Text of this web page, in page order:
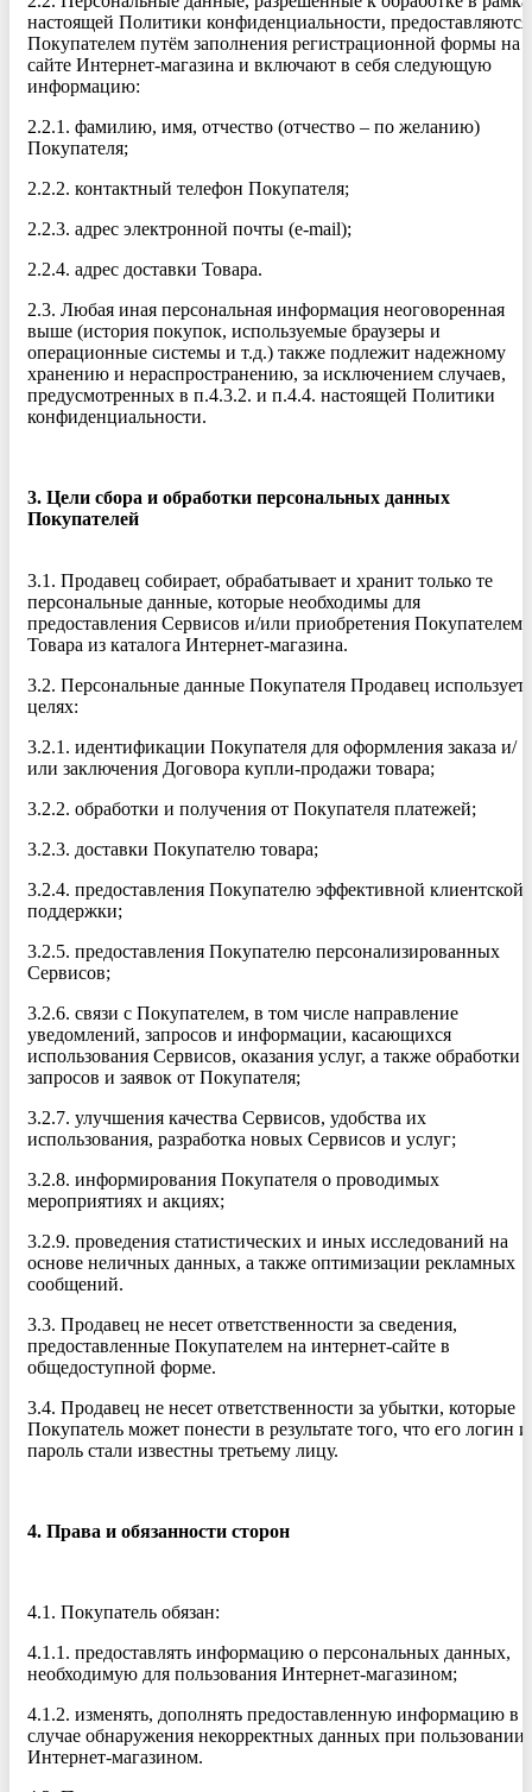
настоящей Политики конфиденциальности, предоставляются
Покупателем путём заполнения регистрационной формы на
сайте Интернет-магазина и включают в себя следующую
информацию:
2.2.1. фамилию, имя, отчество (отчество – по желанию)
Покупателя;
2.2.2. контактный телефон Покупателя;
2.2.3. адрес электронной почты (e-mail);
2.2.4. адрес доставки Товара.
2.3. Любая иная персональная информация неоговоренная
выше (история покупок, используемые браузеры и
операционные системы и т.д.) также подлежит надежному
хранению и нераспространению, за исключением случаев,
предусмотренных в п.4.3.2. и п.4.4. настоящей Политики
конфиденциальности.
3. Цели сбора и обработки персональных данных
Покупателей
3.1. Продавец собирает, обрабатывает и хранит только те
персональные данные, которые необходимы для
предоставления Сервисов и/или приобретения Покупателем
Товара из каталога Интернет-магазина.
3.2. Персональные данные Покупателя Продавец использует
целях:
3.2.1. идентификации Покупателя для оформления заказа и/
или заключения Договора купли-продажи товара;
3.2.2. обработки и получения от Покупателя платежей;
3.2.3. доставки Покупателю товара;
3.2.4. предоставления Покупателю эффективной клиентской
поддержки;
3.2.5. предоставления Покупателю персонализированных
Сервисов;
3.2.6. связи с Покупателем, в том числе направление
уведомлений, запросов и информации, касающихся
использования Сервисов, оказания услуг, а также обработки
запросов и заявок от Покупателя;
3.2.7. улучшения качества Сервисов, удобства их
использования, разработка новых Сервисов и услуг;
3.2.8. информирования Покупателя о проводимых
мероприятиях и акциях;
3.2.9. проведения статистических и иных исследований на
основе неличных данных, а также оптимизации рекламных
сообщений.
3.3. Продавец не несет ответственности за сведения,
предоставленные Покупателем на интернет-сайте в
общедоступной форме.
3.4. Продавец не несет ответственности за убытки, которые
Покупатель может понести в результате того, что его логин и
пароль стали известны третьему лицу.
4. Права и обязанности сторон
4.1. Покупатель обязан:
4.1.1. предоставлять информацию о персональных данных,
необходимую для пользования Интернет-магазином;
4.1.2. изменять, дополнять предоставленную информацию в
случае обнаружения некорректных данных при пользовании
Интернет-магазином.